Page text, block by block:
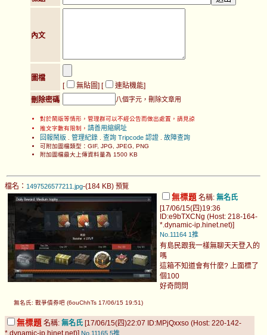
內文
圖檔
[
無貼圖] [ 連貼機能]
刪除密碼
八個字元，刪除文章用
對於鬧版等情形，管理群可以不經公告而做出處置，請見諒
推文字數有限制， 請善用縮網址
回報鬧版
管理紀錄 查詢 Tripcode 認證 故障查詢
可附加圖檔類型：GIF, JPG, JPEG, PNG
附加圖檔最大上傳資料量為 1500 KB
檔名： 1497526577211.jpg-(184 KB) 預覽
無標題 名稱: 無名氏
[17/06/15(四)19:36
ID:e9bTXCNg (Host: 218-164-
*.dynamic-ip.hinet.net)]
No.11164 1推
有島民跟我一樣無聊天天登入的
嗎
這箱不知道會有什麼? 上面標了
個100
好奇問問
無名氏: 戰爭債券吧 (6ouChhTs 17/06/15 19:51)
無標題 名稱: 無名氏 [17/06/15(四)22:07 ID:MPjQxxso (Host: 220-142-
*.dynamic-ip.hinet.net)] No.11165 5推